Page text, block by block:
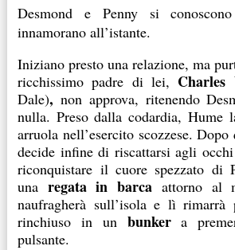
Desmond e Penny si
innamorano all’istante.
Iniziano presto una relazione, ma
ricchissimo padre di lei,
Dale), non approva, ritenendo
nulla. Preso dalla codardia, Hume
arruola nell’esercito scozzese. Dopo
decide infine di riscattarsi agli
riconquistare il cuore spezzato di
una regata in barca attorno al
naufragherà sull’isola e lì
rinchiuso in un bunkera
pulsante.